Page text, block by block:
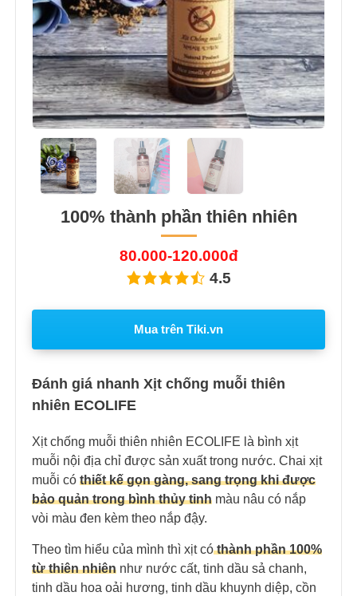
100% thành phần thiên nhiên
80.000-120.000đ
4.5
Mua trên Tiki.vn
Đánh giá nhanh Xịt chống muỗi thiên
nhiên ECOLIFE
Xịt chống muỗi thiên nhiên ECOLIFE là bình xịt
muỗi nội địa chỉ được sản xuất trong nước. Chai xịt
muỗi có thiết kế gọn gàng, sang trọng khi được
bảo quản trong bình thủy tinh màu nâu có nắp
vòi màu đen kèm theo nắp đậy.
Theo tìm hiểu của mình thì xịt cóthành phần 100%
từ thiên nhiên như nước cất, tinh dầu sả chanh,
tinh dầu hoa oải hương, tinh dầu khuynh diệp, cồn